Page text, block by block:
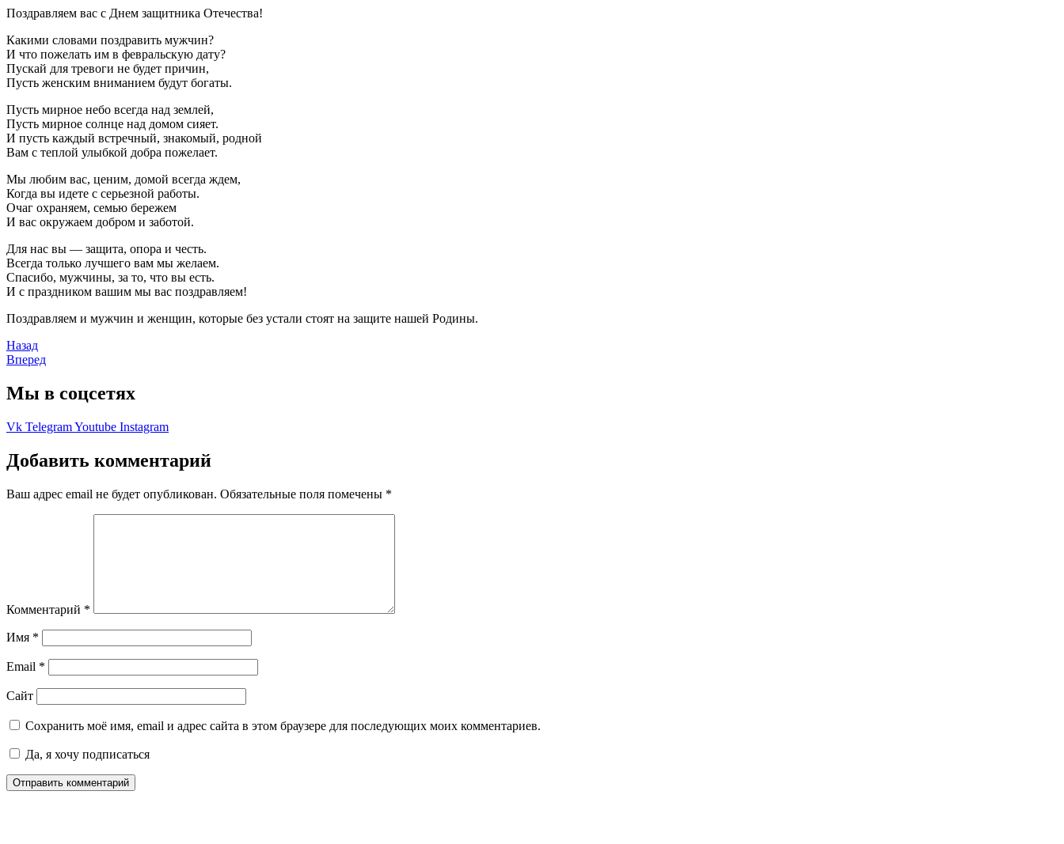
Поздравляем вас с Днем защитника Отечества!
Какими словами поздравить мужчин?
И что пожелать им в февральскую дату?
Пускай для тревоги не будет причин,
Пусть женским вниманием будут богаты.
Пусть мирное небо всегда над землей,
Пусть мирное солнце над домом сияет.
И пусть каждый встречный, знакомый, родной
Вам с теплой улыбкой добра пожелает.
Мы любим вас, ценим, домой всегда ждем,
Когда вы идете с серьезной работы.
Очаг охраняем, семью бережем
И вас окружаем добром и заботой.
Для нас вы — защита, опора и честь.
Всегда только лучшего вам мы желаем.
Спасибо, мужчины, за то, что вы есть.
И с праздником вашим мы вас поздравляем!
Поздравляем и мужчин и женщин, которые без устали стоят на защите нашей Родины.
Назад
Вперед
Мы в соцсетях
Vk TelegramYoutube Instagram
Добавить комментарий
Ваш адрес email не будет опубликован. Обязательные поля помечены *
Комментарий *
Имя *
Email *
Сайт
Сохранить моё имя, email и адрес сайта в этом браузере для последующих моих комментариев.
Да, я хочу подписаться